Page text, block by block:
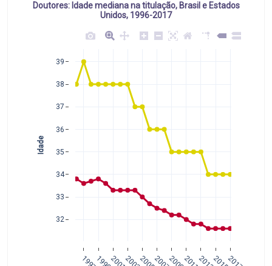
Doutores: Idade mediana na titulação, Brasil e Estados
Unidos, 1996-2017
32
33
34
35
36
37
38
39
Idade